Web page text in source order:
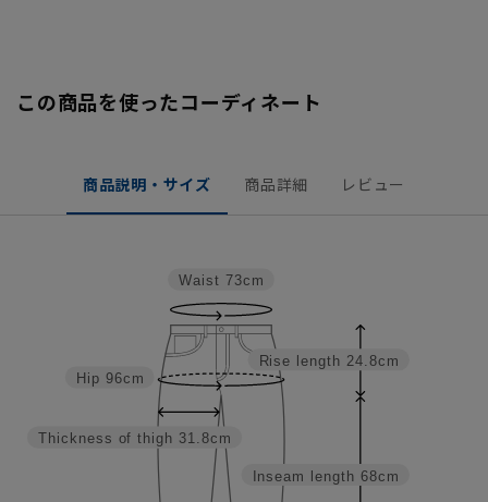
この商品を使ったコーディネート
商品説明・サイズ 商品詳細 レビュー
Inseam length 68cm
Rise length 24.8cm
Thickness of thigh 31.8cm
Hip 96cm
Waist 73cm